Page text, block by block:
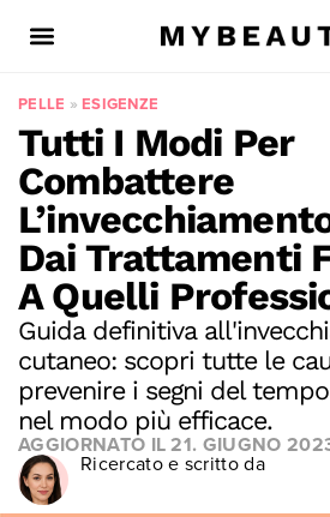
PELLE » ESIGENZE
Tutti I Modi Per
Combattere
Dai Trattamenti
A Quelli
Guida definitiva
cutaneo: scopri tutte le
prevenire i segni del
nel modo più efficace.
AGGIORNATO IL21. GIUGNO
Ricercato e scritto da